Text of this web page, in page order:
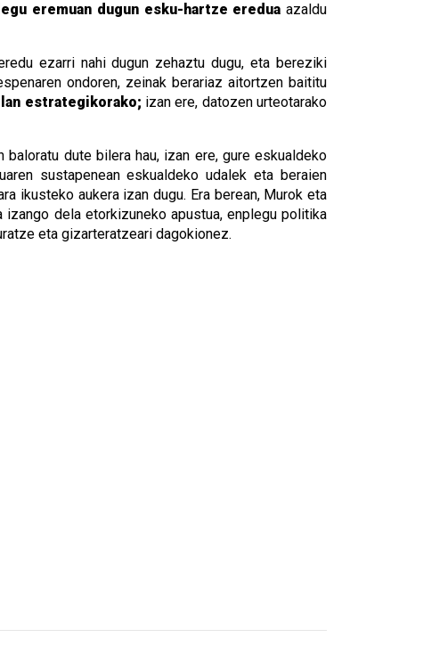
eremuan dugun esku-hartze eredua azaldu
ezarri nahi dugun zehaztu dugu, eta bereziki
ondoren, zeinak berariaz aitortzen baititu
estrategikorako; izan ere, datozen urteotarako
dute bilera hau, izan ere, gure eskualdeko
sustapenean eskualdeko udalek eta beraien
ikusteko aukera izan dugu. Era berean, Murok eta
dela etorkizuneko apustua, enplegu politika
eta gizarteratzeari dagokionez.